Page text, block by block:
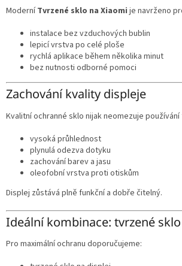
ModerníTvrzené sklo na Xiaomi je navrženo
instalace bez vzduchových bublin
lepicí vrstva po celé ploše
rychlá aplikace během několika minut
bez nutnosti odborné pomoci
Zachování kvality displeje
Kvalitní ochranné sklo nijak neomezuje
vysoká průhlednost
plynulá odezva dotyku
zachování barev a jasu
oleofobní vrstva proti otiskům
Displej zůstává plně funkční a dobře čitelný.
Ideální kombinace: tvrzené
Pro maximální ochranu doporučujeme: